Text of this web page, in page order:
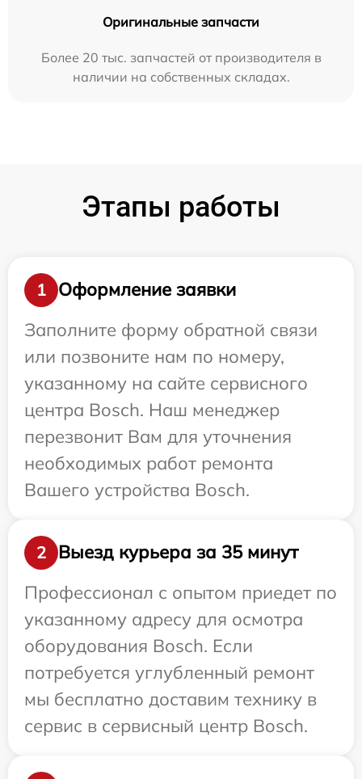
Оригинальные запчасти
Более 20 тыс. запчастей от производителя в
наличии на собственных складах.
Этапы работы
1
Оформление заявки
Заполните форму обратной связи
или позвоните нам по номеру,
указанному на сайте сервисного
центра Bosch. Наш менеджер
перезвонит Вам для уточнения
необходимых работ ремонта
Вашего устройства Bosch.
2
Выезд курьера за 35 минут
Профессионал с опытом приедет по
указанному адресу для осмотра
оборудования Bosch. Если
потребуется углубленный ремонт
мы бесплатно доставим технику в
сервис в сервисный центр Bosch.